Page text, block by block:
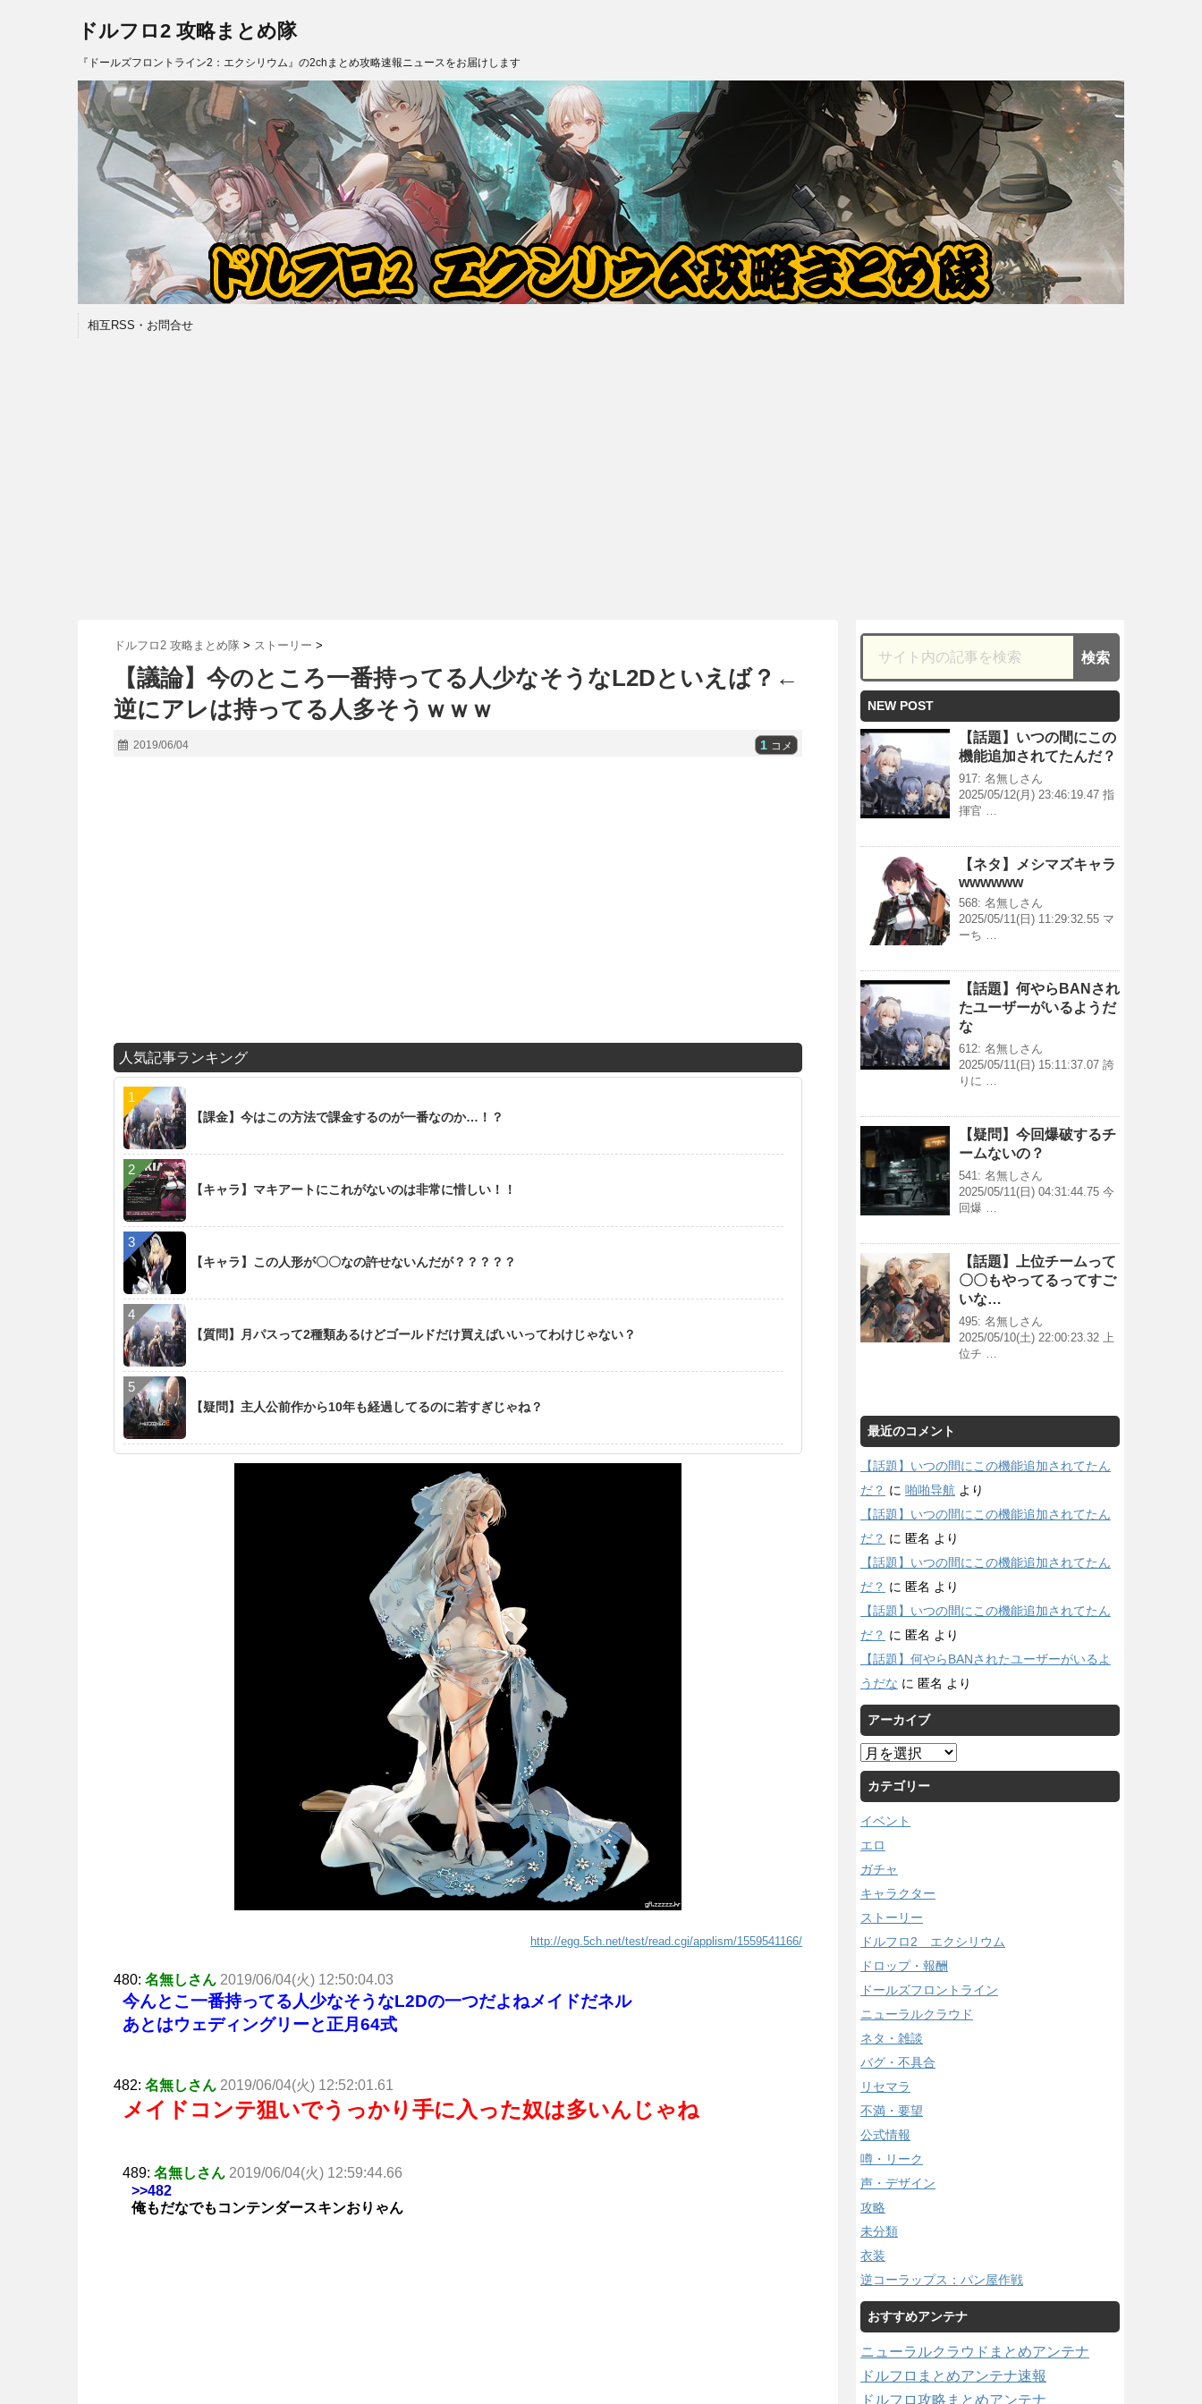
ドルフロ2 攻略まとめ隊
『ドールズフロントライン2：エクシリウム』の2chまとめ攻略速報ニュースをお届けします
相互RSS・お問合せ
ドルフロ2 攻略まとめ隊 > ストーリー >
【議論】今のところ一番持ってる人少なそうなL2Dといえば？←
逆にアレは持ってる人多そうｗｗｗ
2019/06/04 1 コメ
人気記事ランキング
【課金】今はこの方法で課金するのが一番なのか…！？
【キャラ】マキアートにこれがないのは非常に惜しい！！
【キャラ】この人形が〇〇なの許せないんだが？？？？？
【質問】月パスって2種類あるけどゴールドだけ買えばいいってわけじゃない？
【疑問】主人公前作から10年も経過してるのに若すぎじゃね？
http://egg.5ch.net/test/read.cgi/applism/1559541166/
480: 名無しさん 2019/06/04(火) 12:50:04.03
今んとこ一番持ってる人少なそうなL2Dの一つだよねメイドだネル
あとはウェディングリーと正月64式
482: 名無しさん 2019/06/04(火) 12:52:01.61
メイドコンテ狙いでうっかり手に入った奴は多いんじゃね
489: 名無しさん 2019/06/04(火) 12:59:44.66
>>482
俺もだなでもコンテンダースキンおりゃん
NEW POST
【話題】いつの間にこの
機能追加されてたんだ？
917: 名無しさん
2025/05/12(月) 23:46:19.47 指
揮官 …
【ネタ】メシマズキャラ
wwwwww
568: 名無しさん
2025/05/11(日) 11:29:32.55 マ
ーち …
【話題】何やらBANされ
たユーザーがいるようだ
な
612: 名無しさん
2025/05/11(日) 15:11:37.07 誇
りに …
【疑問】今回爆破するチ
ームないの？
541: 名無しさん
2025/05/11(日) 04:31:44.75 今
回爆 …
【話題】上位チームって
〇〇もやってるってすご
いな…
495: 名無しさん
2025/05/10(土) 22:00:23.32 上
位チ …
最近のコメント
【話題】いつの間にこの機能追加されてたん
だ？ に 啪啪导航 より
【話題】いつの間にこの機能追加されてたん
だ？ に 匿名 より
【話題】いつの間にこの機能追加されてたん
だ？ に 匿名 より
【話題】いつの間にこの機能追加されてたん
だ？ に 匿名 より
【話題】何やらBANされたユーザーがいるよ
うだな に 匿名 より
アーカイブ
ア
ー
カ
イ
ブ
カテゴリー
イベント
エロ
ガチャ
キャラクター
ストーリー
ドルフロ2 エクシリウム
ドロップ・報酬
ドールズフロントライン
ニューラルクラウド
ネタ・雑談
バグ・不具合
リセマラ
不満・要望
公式情報
噂・リーク
声・デザイン
攻略
未分類
衣装
逆コーラップス：パン屋作戦
おすすめアンテナ
ニューラルクラウドまとめアンテナ
ドルフロまとめアンテナ速報
ドルフロ攻略まとめアンテナ